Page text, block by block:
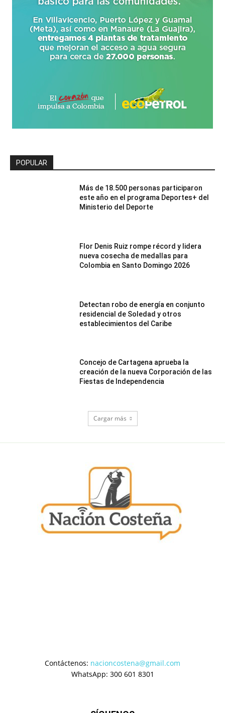
POPULAR
Más de 18.500 personas participaron
este año en el programa Deportes+ del
Ministerio del Deporte
Flor Denis Ruiz rompe récord y lidera
nueva cosecha de medallas para
Colombia en Santo Domingo 2026
Detectan robo de energía en conjunto
residencial de Soledad y otros
establecimientos del Caribe
Concejo de Cartagena aprueba la
creación de la nueva Corporación de las
Fiestas de Independencia
Cargar más
Contáctenos: nacioncostena@gmail.com
WhatsApp: 300 601 8301